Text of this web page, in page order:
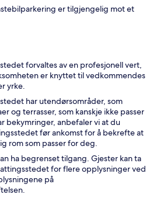
er tilgjengelig mot et
forvaltes av en profesjonell vert,
er knyttet til vedkommendes
yrke.
har utendørsområder, som
og terrasser, som kanskje ikke passer
bekymringer, anbefaler vi at du
før ankomst for å bekrefte at
rom som passer for deg.
ha begrenset tilgang. Gjester kan ta
for flere opplysninger ved
på